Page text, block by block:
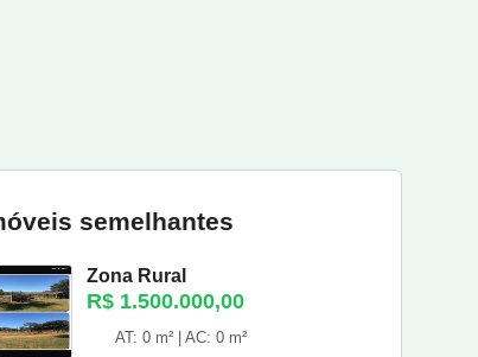
semelhantes
Zona Rural
R$ 1.500.000,00
AT: 0 m² | AC: 0 m²